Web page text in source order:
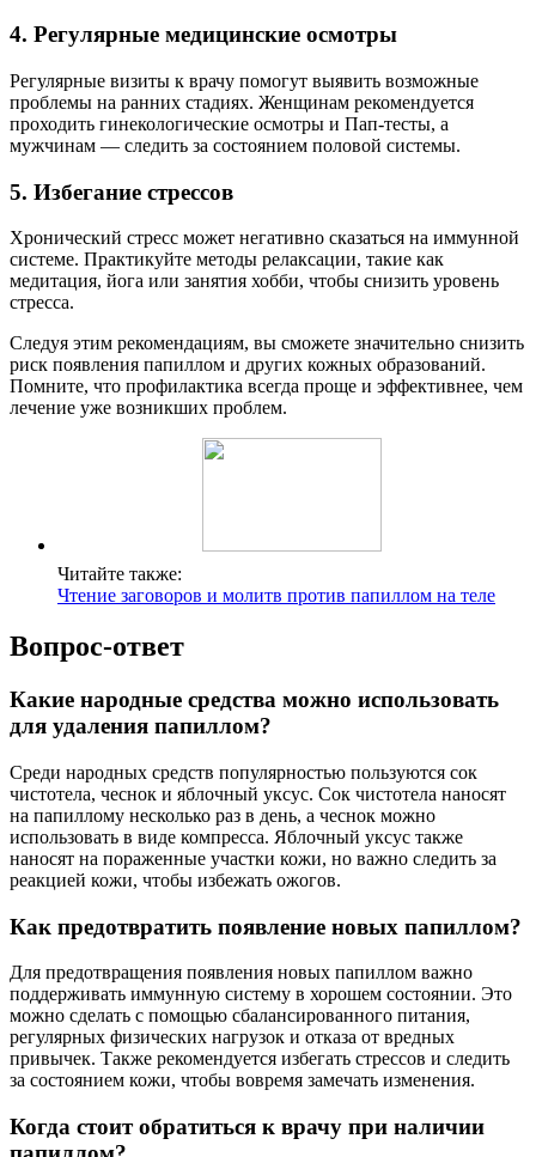
4. Регулярные медицинские осмотры
Регулярные визиты к врачу помогут выявить возможные
проблемы на ранних стадиях. Женщинам рекомендуется
проходить гинекологические осмотры и Пап-тесты, а
мужчинам — следить за состоянием половой системы.
5. Избегание стрессов
Хронический стресс может негативно сказаться на иммунной
системе. Практикуйте методы релаксации, такие как
медитация, йога или занятия хобби, чтобы снизить уровень
стресса.
Следуя этим рекомендациям, вы сможете значительно снизить
риск появления папиллом и других кожных образований.
Помните, что профилактика всегда проще и эффективнее, чем
лечение уже возникших проблем.
Читайте также:
Чтение заговоров и молитв против папиллом на теле
Вопрос-ответ
Какие народные средства можно использовать
для удаления папиллом?
Среди народных средств популярностью пользуются сок
чистотела, чеснок и яблочный уксус. Сок чистотела наносят
на папиллому несколько раз в день, а чеснок можно
использовать в виде компресса. Яблочный уксус также
наносят на пораженные участки кожи, но важно следить за
реакцией кожи, чтобы избежать ожогов.
Как предотвратить появление новых папиллом?
Для предотвращения появления новых папиллом важно
поддерживать иммунную систему в хорошем состоянии. Это
можно сделать с помощью сбалансированного питания,
регулярных физических нагрузок и отказа от вредных
привычек. Также рекомендуется избегать стрессов и следить
за состоянием кожи, чтобы вовремя замечать изменения.
Когда стоит обратиться к врачу при наличии